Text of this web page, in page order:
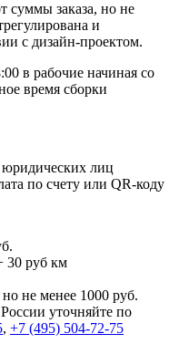
суммы заказа, но не
и
с дизайн-проектом.
в рабочие начиная со
время сборки
юридических лиц
по счету или QR-коду
30 руб км
не менее 1000 руб.
уточняйте по
, +7 (495) 504-72-75